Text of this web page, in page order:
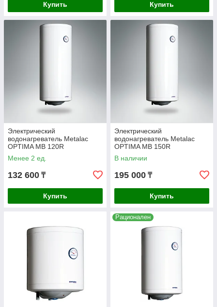
Купить Купить
Электрический
водонагреватель Metalac
OPTIMA MB 120R
Менее 2 ед.
132 600 ₸
Купить
Электрический
водонагреватель Metalac
OPTIMA MB 150R
В наличии
195 000 ₸
Купить
Рационалeн